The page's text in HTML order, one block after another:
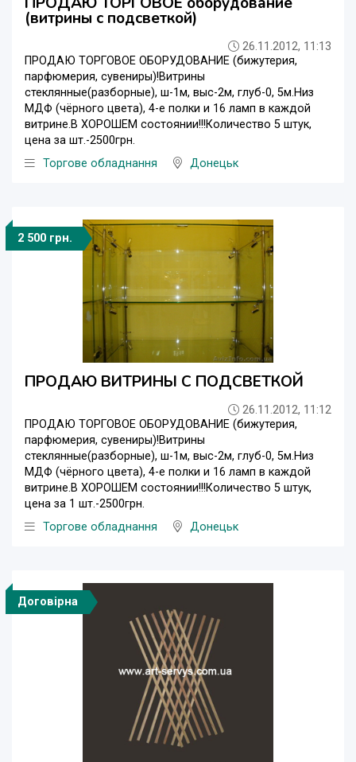
(витрины с подсветкой)
26.11.2012, 11:13
ПРОДАЮ ТОРГОВОЕ ОБОРУДОВАНИЕ (бижутерия,
парфюмерия, сувениры)!Витрины
стеклянные(разборные), ш-1м, выс-2м, глуб-0, 5м.Низ
МДФ (чёрного цвета), 4-е полки и 16 ламп в каждой
витрине.В ХОРОШЕМ состоянии!!!Количество 5 штук,
цена за шт.-2500грн.
Торгове обладнання
Донецьк
2 500 грн.
ПРОДАЮ ВИТРИНЫ С ПОДСВЕТКОЙ
26.11.2012, 11:12
ПРОДАЮ ТОРГОВОЕ ОБОРУДОВАНИЕ (бижутерия,
парфюмерия, сувениры)!Витрины
стеклянные(разборные), ш-1м, выс-2м, глуб-0, 5м.Низ
МДФ (чёрного цвета), 4-е полки и 16 ламп в каждой
витрине.В ХОРОШЕМ состоянии!!!Количество 5 штук,
цена за 1 шт.-2500грн.
Торгове обладнання
Донецьк
Договірна